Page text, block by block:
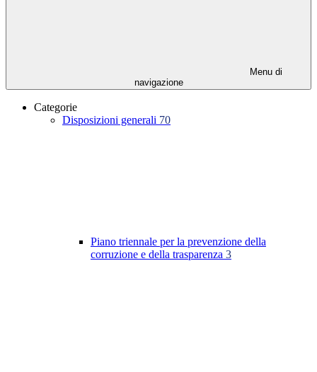
Menu di
navigazione
Categorie
Disposizioni generali 70
Piano triennale per la prevenzione della
corruzione e della trasparenza 3